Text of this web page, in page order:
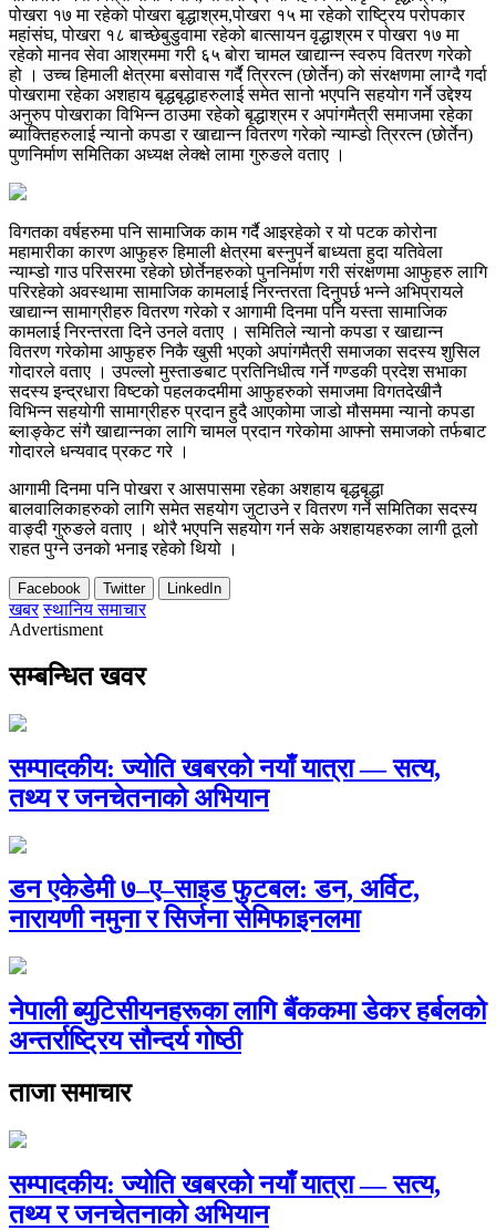
पोखरा १७ मा रहेको पोखरा बृद्धाश्रम,पोखरा १५ मा रहेको राष्ट्रिय परोपकार
महांसंघ, पोखरा १८ बाच्छेबुडुवामा रहेको बात्सायन वृद्धाश्रम र पोखरा १७ मा
रहेको मानव सेवा आश्रममा गरी ६५ बोरा चामल खाद्यान्न स्वरुप वितरण गरेको
हो । उच्च हिमाली क्षेत्रमा बसोवास गर्दै त्रिरत्न (छोर्तेन) को संरक्षणमा लाग्दै गर्दा
पोखरामा रहेका अशहाय बृद्धबृद्धाहरुलाई समेत सानो भएपनि सहयोग गर्ने उद्देश्य
अनुरुप पोखराका विभिन्न ठाउमा रहेको बृद्धाश्रम र अपांगमैत्री समाजमा रहेका
ब्याक्तिहरुलाई न्यानो कपडा र खाद्यान्न वितरण गरेको न्याम्डो त्रिरत्न (छोर्तेन)
पुणनिर्माण समितिका अध्यक्ष लेक्क्षे लामा गुरुङले वताए ।
विगतका वर्षहरुमा पनि सामाजिक काम गर्दै आइरहेको र यो पटक कोरोना
महामारीका कारण आफुहरु हिमाली क्षेत्रमा बस्नुपर्ने बाध्यता हुदा यतिवेला
न्याम्डो गाउ परिसरमा रहेको छोर्तेनहरुको पुननिर्माण गरी संरक्षणमा आफुहरु लागि
परिरहेको अवस्थामा सामाजिक कामलाई निरन्तरता दिनुपर्छ भन्ने अभिप्रायले
खाद्यान्न सामाग्रीहरु वितरण गरेको र आगामी दिनमा पनि यस्ता सामाजिक
कामलाई निरन्तरता दिने उनले वताए । समितिले न्यानो कपडा र खाद्यान्न
वितरण गरेकोमा आफुहरु निकै खुसी भएको अपांगमैत्री समाजका सदस्य शुसिल
गोदारले वताए । उपल्लो मुस्ताङबाट प्रतिनिधीत्व गर्ने गण्डकी प्रदेश सभाका
सदस्य इन्द्रधारा विष्टको पहलकदमीमा आफुहरुको समाजमा विगतदेखीनै
विभिन्न सहयोगी सामाग्रीहरु प्रदान हुदै आएकोमा जाडो मौसममा न्यानो कपडा
ब्लाङ्केट संगै खाद्यान्नका लागि चामल प्रदान गरेकोमा आफ्नो समाजको तर्फबाट
गोदारले धन्यवाद प्रकट गरे ।
आगामी दिनमा पनि पोखरा र आसपासमा रहेका अशहाय बृद्धबृद्धा
बालवालिकाहरुको लागि समेत सहयोग जुटाउने र वितरण गर्ने समितिका सदस्य
वाङ्दी गुरुङले वताए । थोरै भएपनि सहयोग गर्न सके अशहायहरुका लागी ठूलो
राहत पुग्ने उनको भनाइ रहेको थियो ।
Facebook Twitter LinkedIn
खबर स्थानिय समाचार
Advertisment
सम्बन्धित खवर
सम्पादकीय: ज्योति खबरको नयाँ यात्रा — सत्य,
तथ्य र जनचेतनाको अभियान
डन एकेडेमी ७–ए–साइड फुटबल: डन, अर्विट,
नारायणी नमुना र सिर्जना सेमिफाइनलमा
नेपाली ब्युटिसीयनहरूका लागि बैंककमा डेकर हर्बलको
अन्तर्राष्ट्रिय सौन्दर्य गोष्ठी
ताजा समाचार
सम्पादकीय: ज्योति खबरको नयाँ यात्रा — सत्य,
तथ्य र जनचेतनाको अभियान